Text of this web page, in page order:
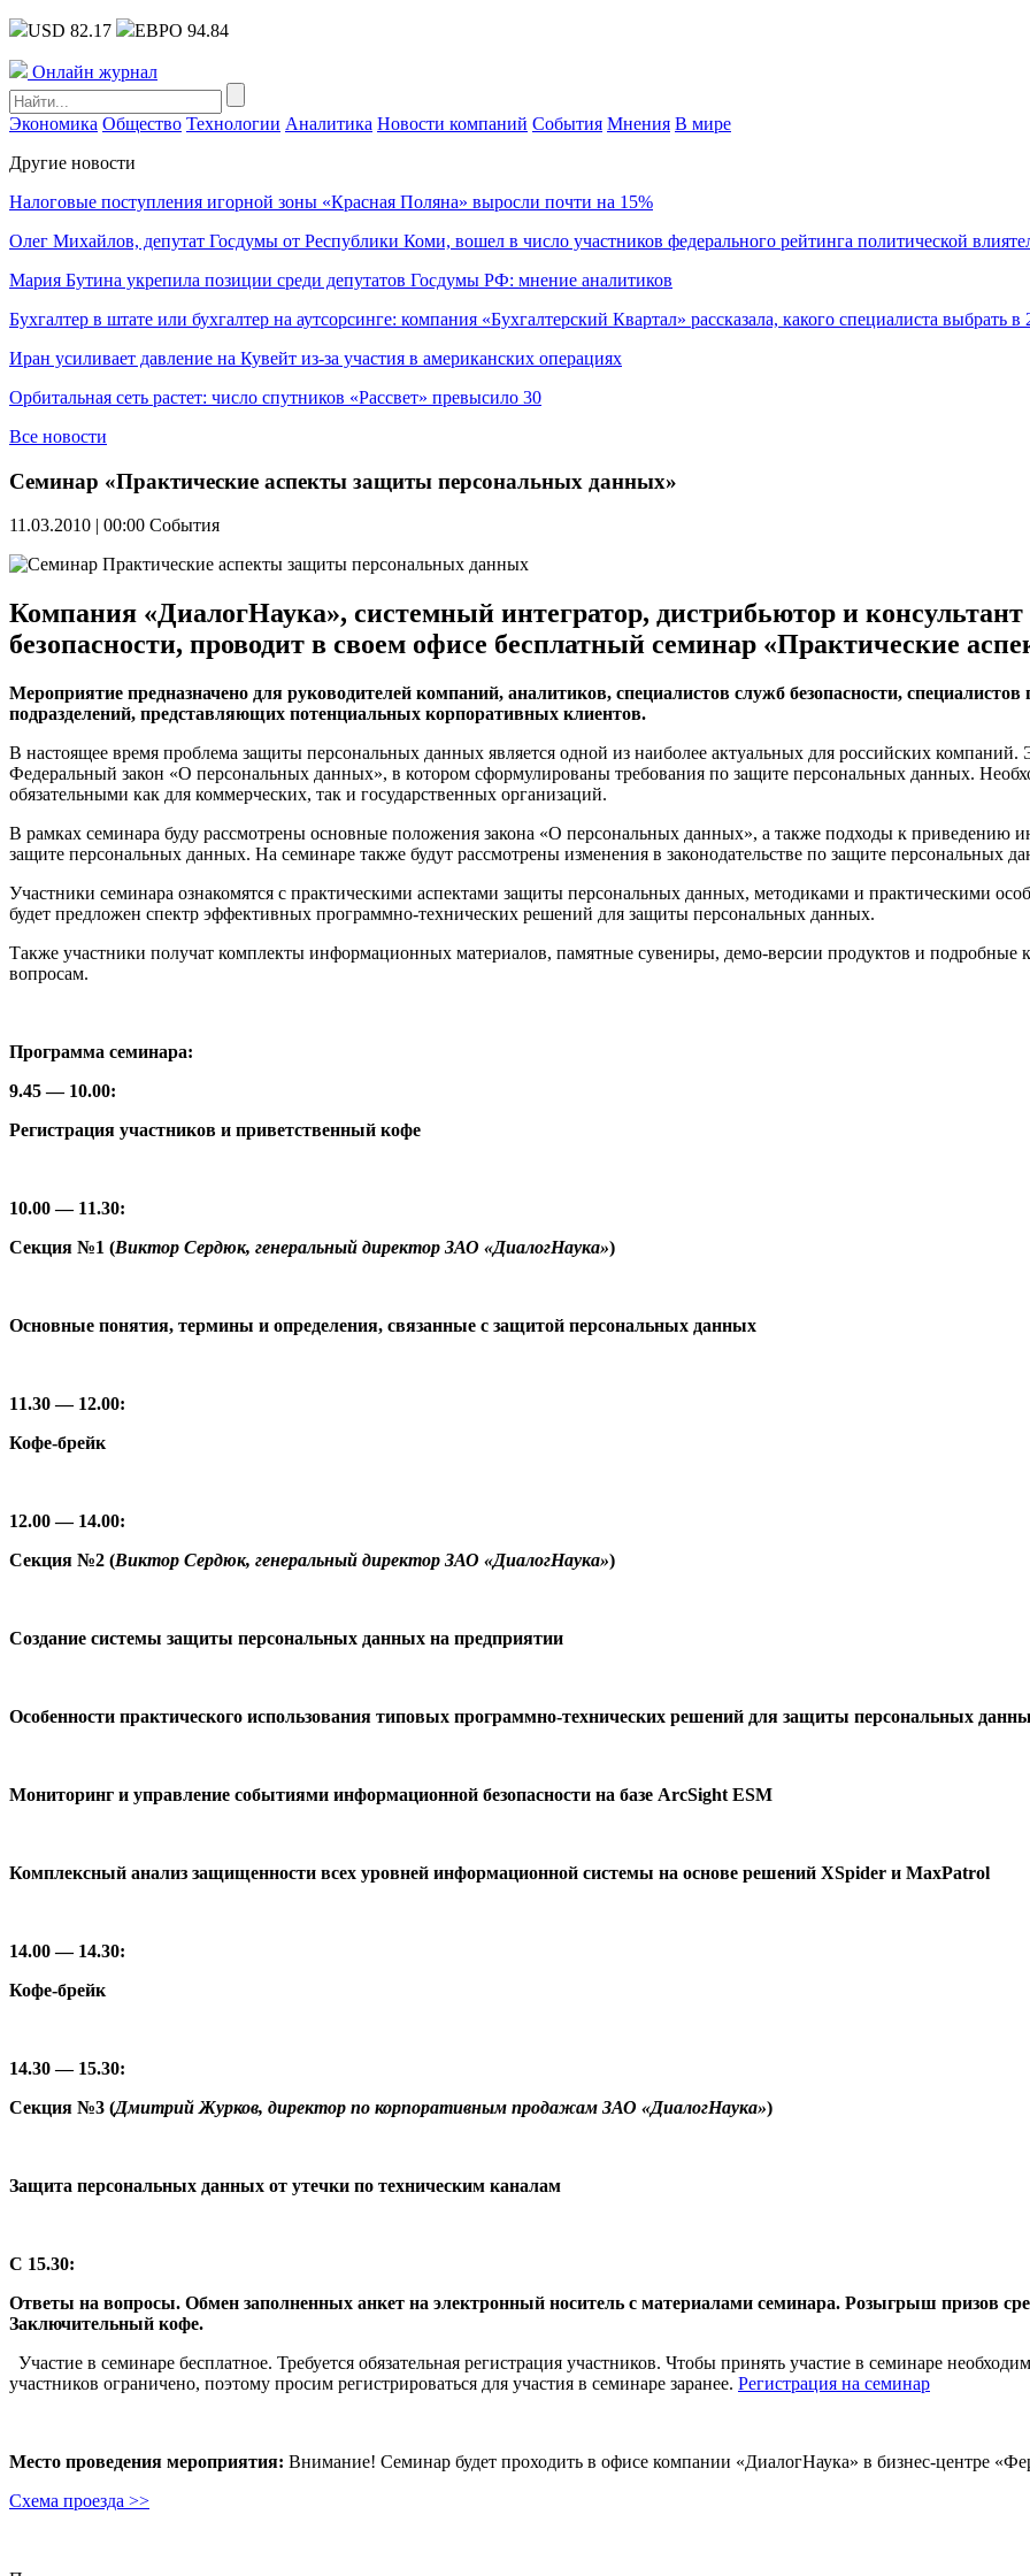
USD 82.17 ЕВРО 94.84
Онлайн журнал
Экономика Общество Технологии Аналитика Новости компаний События Мнения В мире
Другие новости
Налоговые поступления игорной зоны «Красная Поляна» выросли почти на 15%
Олег Михайлов, депутат Госдумы от Республики Коми, вошел в число участников федерального рейтинга политической
Мария Бутина укрепила позиции среди депутатов Госдумы РФ: мнение аналитиков
Бухгалтер в штате или бухгалтер на аутсорсинге: компания «Бухгалтерский Квартал» рассказала, какого специалиста выбрать в
Иран усиливает давление на Кувейт из-за участия в американских операциях
Орбитальная сеть растет: число спутников «Рассвет» превысило 30
Все новости
Семинар «Практические аспекты защиты персональных данных»
11.03.2010 | 00:00 События
Компания «ДиалогНаука», системный интегратор, дистрибьютор и
безопасности, проводит в своем офисе бесплатный семинар «Практические
Мероприятие предназначено для руководителей компаний, аналитиков, специалистов служб безопасности,
подразделений, представляющих потенциальных корпоративных клиентов.
В настоящее время проблема защиты персональных данных является одной из наиболее актуальных для российских компаний.
Федеральный закон «О персональных данных», в котором сформулированы требования по защите персональных данных.
обязательными как для коммерческих, так и государственных организаций.
В рамках семинара буду рассмотрены основные положения закона «О персональных данных», а также подходы к приведению
защите персональных данных. На семинаре также будут рассмотрены изменения в законодательстве по защите персональных
Участники семинара ознакомятся с практическими аспектами защиты персональных данных, методиками и практическими
будет предложен спектр эффективных программно-технических решений для защиты персональных данных.
Также участники получат комплекты информационных материалов, памятные сувениры, демо-версии продуктов и подробные
вопросам.
Программа семинара:
9.45 — 10.00:
Регистрация участников и приветственный кофе
10.00 — 11.30:
Секция №1 (Виктор Сердюк, генеральный директор ЗАО «ДиалогНаука»)
Основные понятия, термины и определения, связанные с защитой персональных данных
11.30 — 12.00:
Кофе-брейк
12.00 — 14.00:
Секция №2 (Виктор Сердюк, генеральный директор ЗАО «ДиалогНаука»)
Создание системы защиты персональных данных на предприятии
Особенности практического использования типовых программно-технических решений для защиты персональных
Мониторинг и управление событиями информационной безопасности на базе ArcSight ESM
Комплексный анализ защищенности всех уровней информационной системы на основе решений XSpider и MaxPatrol
14.00 — 14.30:
Кофе-брейк
14.30 — 15.30:
Секция №3 (Дмитрий Журков, директор по корпоративным продажам ЗАО «ДиалогНаука»)
Защита персональных данных от утечки по техническим каналам
C 15.30:
Ответы на вопросы. Обмен заполненных анкет на электронный носитель с материалами семинара. Розыгрыш призов
Заключительный кофе.
Участие в семинаре бесплатное. Требуется обязательная регистрация участников. Чтобы принять участие в семинаре
участников ограничено, поэтому просим регистрироваться для участия в семинаре заранее. Регистрация на семинар
Место проведения мероприятия: Внимание! Семинар будет проходить в офисе компании «ДиалогНаука» в бизнес-центре
Схема проезда >>